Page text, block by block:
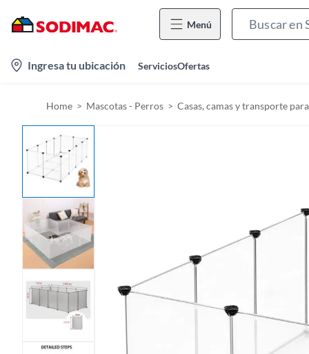
Menú
Ingresa tu ubicación ServiciosOfertas
Home Mascotas - Perros Casas, camas y transporte